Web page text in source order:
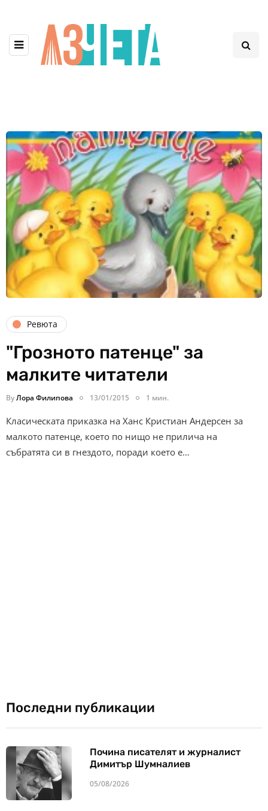
Ревюта
"Грозното патенце" за
малките читатели
ByЛора Филипова 13/01/2015 1 мин.
Класическата приказка на Ханс Кристиан Андерсен за
малкото патенце, което по нищо не прилича на
събратята си в гнездото, поради което е…
Последни публикации
Почина писателят и журналист
Димитър Шумналиев
05/08/2026